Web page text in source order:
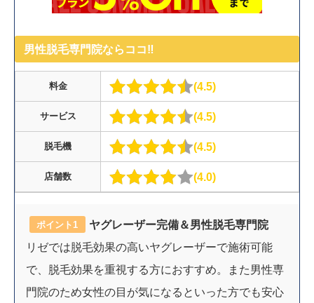
男性脱毛専門院ならココ‼︎
料金 4.5
サービス 4.5
脱毛機 4.5
店舗数 4.0
ポイント1
ヤグレーザー完備＆男性脱毛専門院
リゼでは脱毛効果の高いヤグレーザーで施術可能
で、脱毛効果を重視する方におすすめ。また男性専
門院のため女性の目が気になるといった方でも安心